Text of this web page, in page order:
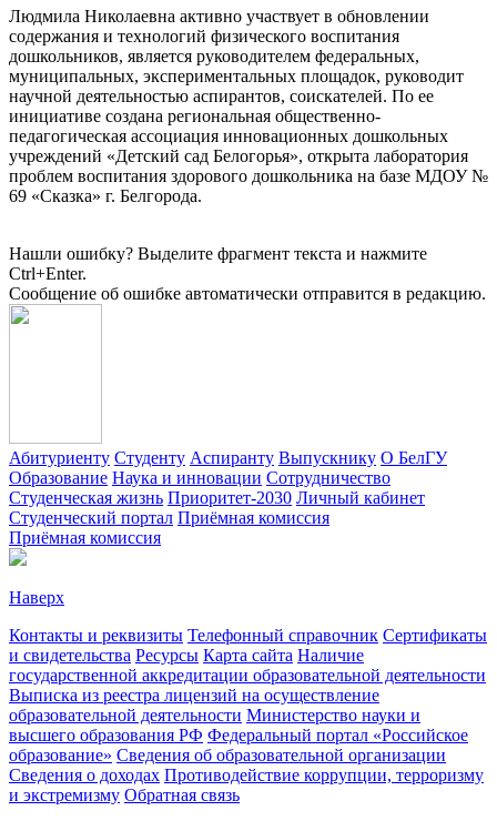
Людмила Николаевна активно участвует в обновлении
содержания и технологий физического воспитания
дошкольников, является руководителем федеральных,
муниципальных, экспериментальных площадок, руководит
научной деятельностью аспирантов, соискателей. По ее
инициативе создана региональная общественно-
педагогическая ассоциация инновационных дошкольных
учреждений «Детский сад Белогорья», открыта лаборатория
проблем воспитания здорового дошкольника на базе МДОУ №
69 «Сказка» г. Белгорода.
Нашли ошибку? Выделите фрагмент текста и нажмите
Ctrl+Enter.
Сообщение об ошибке автоматически отправится в редакцию.
Абитуриенту Студенту Аспиранту Выпускнику О БелГУ
Образование Наука и инновации Сотрудничество
Студенческая жизнь Приоритет-2030 Личный кабинет
Студенческий портал Приёмная комиссия
Приёмная комиссия
Наверх
Контакты и реквизиты Телефонный справочник Сертификаты
и свидетельства Ресурсы Карта сайта Наличие
государственной аккредитации образовательной деятельности
Выписка из реестра лицензий на осуществление
образовательной деятельности Министерствo науки и
высшего образования РФ Федеральный портал «Российское
образование» Сведения об образовательной организации
Сведения о доходах Противодействие коррупции, терроризму
и экстремизму Обратная связь